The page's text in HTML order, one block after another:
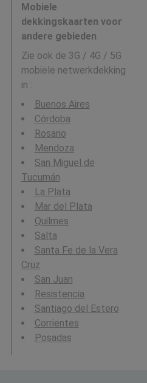
Mobiele
dekkingskaarten voor
andere gebieden
Zie ook de 3G / 4G / 5G
mobiele netwerkdekking
in :
Buenos Aires
Córdoba
Rosario
Mendoza
San Miguel de
Tucumán
La Plata
Mar del Plata
Quilmes
Salta
Santa Fe de la Vera
Cruz
San Juan
Resistencia
Santiago del Estero
Corrientes
Posadas